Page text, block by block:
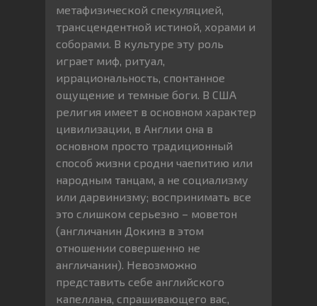
метафизической спекуляцией,
трансцендентной истиной, хорами и
соборами. В культуре эту роль
играет миф, ритуал,
иррациональность, спонтанное
ощущение и темные боги. В США
религия имеет в основном характер
цивилизации, в Англии она в
основном просто традиционный
способ жизни сродни чаепитию или
народным танцам, а не социализму
или дарвинизму; воспринимать все
это слишком серьезно – моветон
(англичанин Докинз в этом
отношении совершенно не
англичанин). Невозможно
представить себе английского
капеллана, спрашивающего вас,